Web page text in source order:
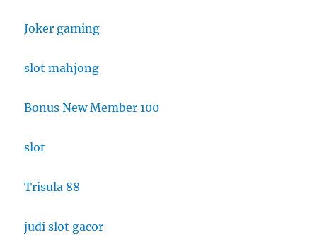
Joker gaming
slot mahjong
Bonus New Member 100
slot
Trisula 88
judi slot gacor